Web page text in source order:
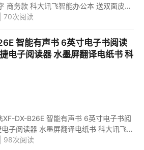
商务款 科大讯飞智能办公本 送双面皮套
70次阅读
智能有声书 6英寸电子书阅读
电子阅读器 水墨屏翻译电纸书 科
DX-B26E 智能有声书 6英寸电子书阅
子阅读器 水墨屏翻译电纸书 科大讯飞有
98次阅读